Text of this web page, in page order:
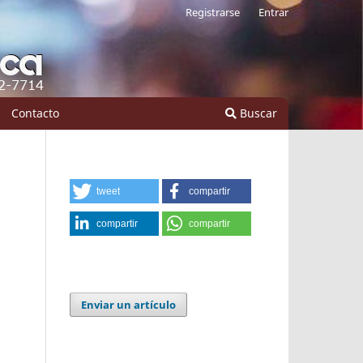
Contacto Buscar
Registrarse Entrar
tweet compartir
compartir compartir
Enviar un artículo